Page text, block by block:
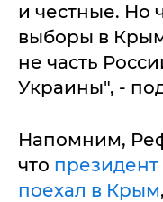
и честные. Но
выборы в
не часть
Украины", -
Напомним,
что
поехал в Крым